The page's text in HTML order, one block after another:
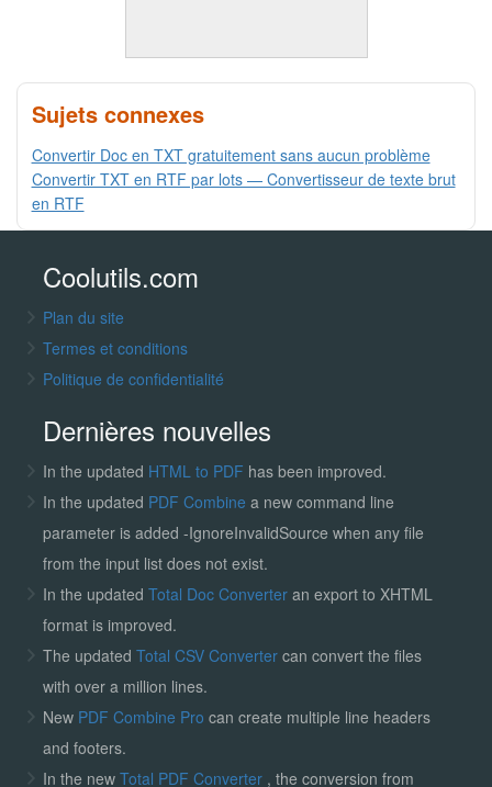
Sujets connexes
Convertir Doc en TXT gratuitement sans aucun problème
Convertir TXT en RTF par lots — Convertisseur de texte brut
en RTF
Coolutils.com
Plan du site
Termes et conditions
Politique de confidentialité
Dernières nouvelles
In the updated HTML to PDF has been improved.
In the updated PDF Combine a new command line
parameter is added -IgnoreInvalidSource when any file
from the input list does not exist.
In the updated Total Doc Converter an export to XHTML
format is improved.
The updated Total CSV Convertercan convert the files
with over a million lines.
New PDF Combine Pro can create multiple line headers
and footers.
In the new Total PDF Converter , the conversion from